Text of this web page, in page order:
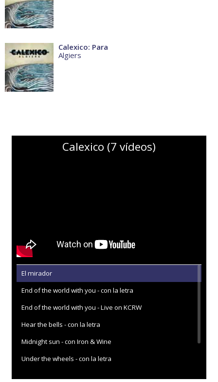
Calexico: Para
Algiers
Calexico (7 vídeos)
El mirador
End of the world with you - con la letra
End of the world with you - Live on KCRW
Hear the bells - con la letra
Midnight sun - con Iron & Wine
Under the wheels - con la letra